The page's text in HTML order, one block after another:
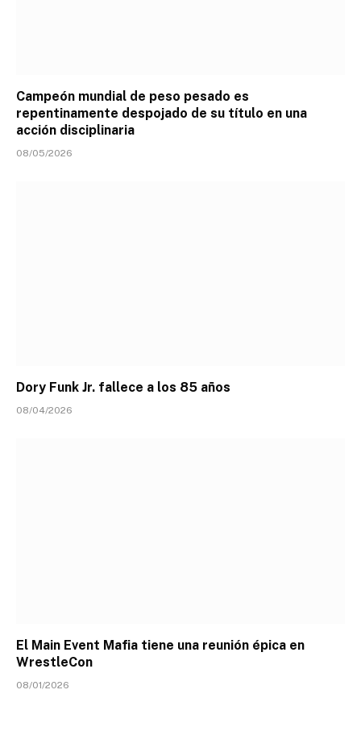
Campeón mundial de peso pesado es
repentinamente despojado de su título en una
acción disciplinaria
08/05/2026
Dory Funk Jr. fallece a los 85 años
08/04/2026
El Main Event Mafia tiene una reunión épica en
WrestleCon
08/01/2026